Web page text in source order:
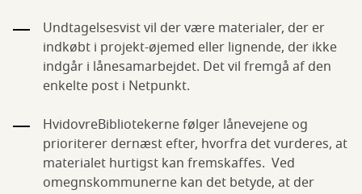
Undtagelsesvist vil der være materialer, der er
indkøbt i projekt-øjemed eller lignende, der ikke
indgår i lånesamarbejdet. Det vil fremgå af den
enkelte post i Netpunkt.
HvidovreBibliotekerne følger lånevejene og
prioriterer dernæst efter, hvorfra det vurderes, at
materialet hurtigst kan fremskaffes. Ved
omegnskommunerne kan det betyde, at der